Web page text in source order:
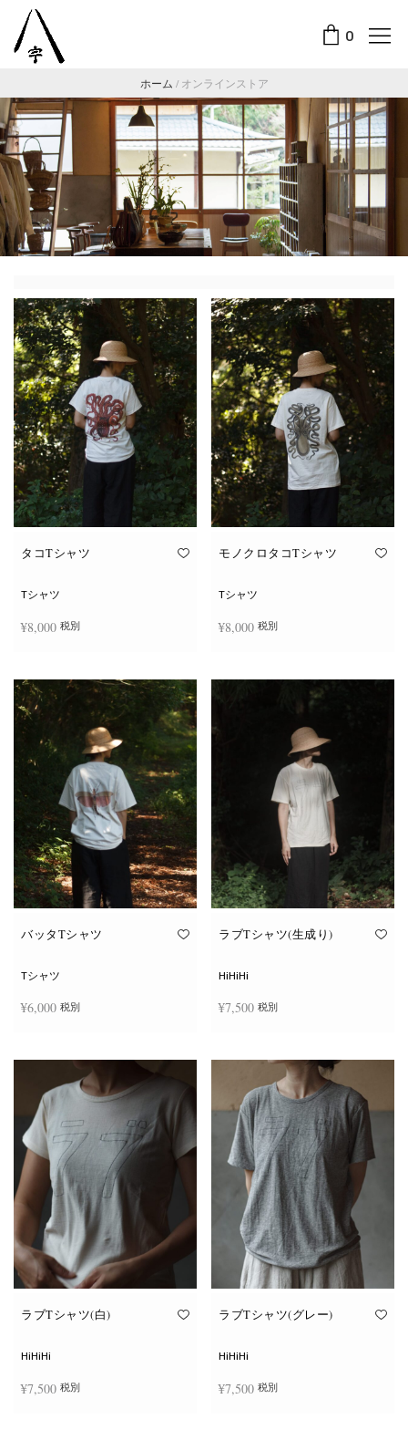
0
ホーム / オンラインストア
タコTシャツ
Tシャツ
¥8,000 税別
の
商
品
に
は
複
数
の
バ
リ
エ
ー
シ
ョ
ま
ジ
ら
選
き
ま
す
モノクロタコTシャツ
Tシャツ
¥8,000 税別
の
商
品
は
複
数
の
バ
エ
ョ
ま
オ
ジ
ら
選
択
で
き
ま
す
バッタTシャツ
Tシャツ
¥6,000 税別
の
品
に
数
の
バ
リ
エ
ー
シ
ョ
ン
が
あ
り
ま
オ
ラブTシャツ(生成り)
HiHiHi
¥7,500 税別
の
商
品
に
は
複
数
の
バ
リ
エ
ー
シ
ョ
ン
が
あ
り
ま
オ
ラブTシャツ(白)
HiHiHi
¥7,500 税別
ラブTシャツ(グレー)
HiHiHi
¥7,500 税別